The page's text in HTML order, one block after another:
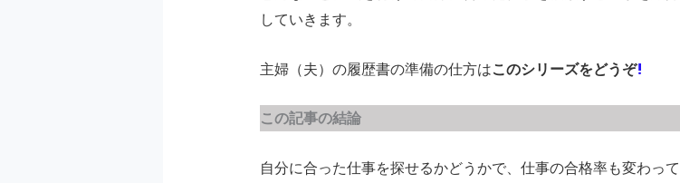
していきます。
主婦（夫）の履歴書の準備の仕方はこのシリーズをどうぞ!
この記事の結論
自分に合った仕事を探せるかどうかで、仕事の合格率も変わって